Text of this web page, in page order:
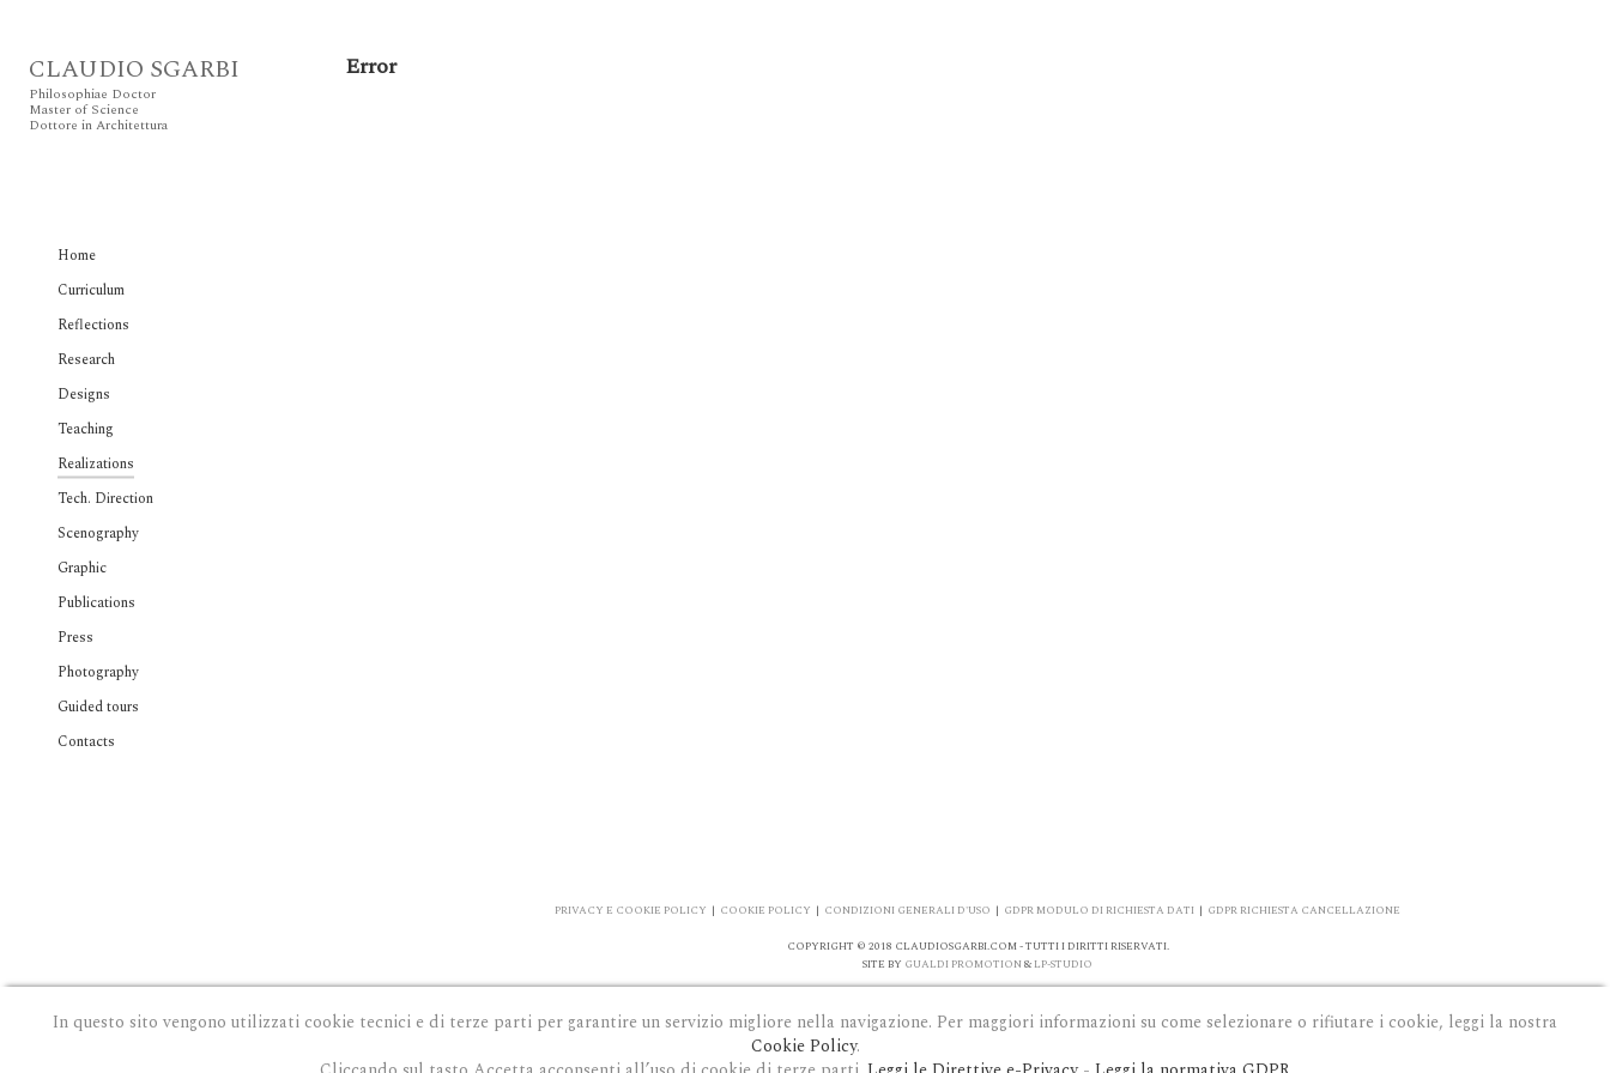
CLAUDIO SGARBI
Philosophiae Doctor
Master of Science
Dottore in Architettura
Home
Curriculum
Reflections
Research
Designs
Teaching
Realizations
Tech. Direction
Scenography
Graphic
Publications
Press
Photography
Guided tours
Contacts
Error
PRIVACY E COOKIE POLICY | COOKIE POLICY | CONDIZIONI GENERALI D'USO | GDPR MODULO DI RICHIESTA DATI | GDPR RICHIESTA CANCELLAZIONE
COPYRIGHT © 2018 CLAUDIOSGARBI.COM - TUTTI I DIRITTI RISERVATI.
SITE BY GUALDI PROMOTION & LP-STUDIO
In questo sito vengono utilizzati cookie tecnici e di terze parti per garantire un servizio migliore nella navigazione. Per maggiori informazioni su come selezionare o rifiutare i cookie, leggi la nostra
Cookie Policy.